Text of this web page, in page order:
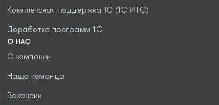
Комплексная поддержка 1С (1С ИТС)
Доработка программ 1С
О НАС
О компании
Наша команда
Вакансии